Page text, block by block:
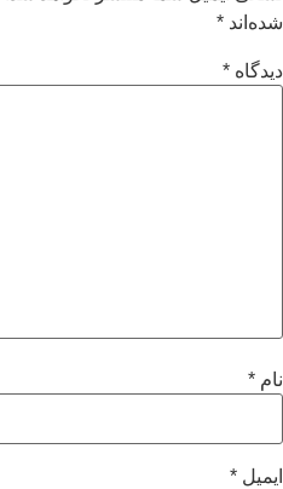
شده‌اند *
دیدگاه *
نام *
ایمیل *